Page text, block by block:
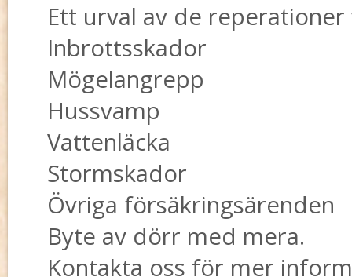
Ett urval av de
Inbrottsskador
Mögelangrepp
Hussvamp
Vattenläcka
Stormskador
Övriga försäkringsärenden
Byte av dörr med mera.
Kontakta oss för mer